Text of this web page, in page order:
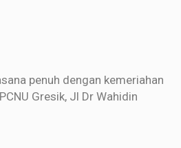
penuh dengan kemeriahan
Gresik, Jl Dr Wahidin